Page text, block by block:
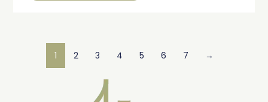
1 2 3 4 5 6 7 →